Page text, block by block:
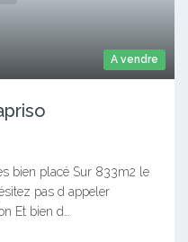
A vendre
bien placé Sur 833m2 le
pas d appeler
Et bien d…